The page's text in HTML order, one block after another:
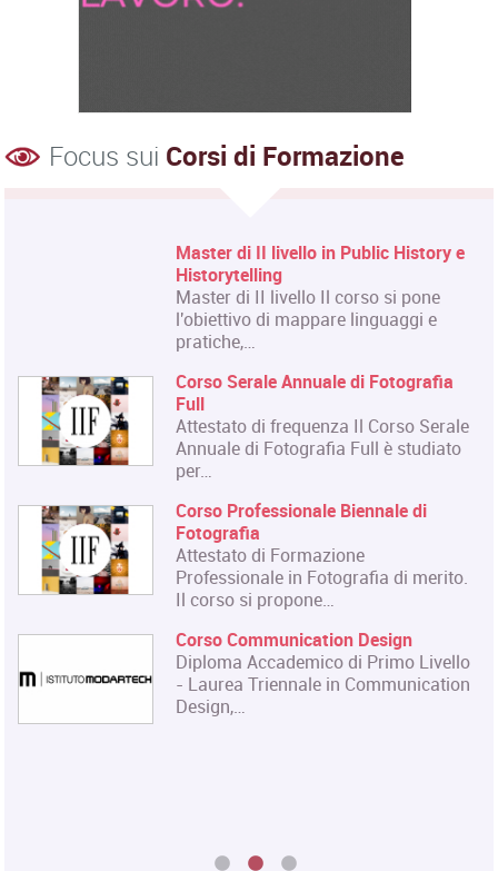
Focus sui Corsi di Formazione
Master di II livello in Public History e
Historytelling
Master di II livello Il corso si pone
l'obiettivo di mappare linguaggi e
pratiche,…
Corso Serale Annuale di Fotografia
Full
Attestato di frequenza Il Corso Serale
Annuale di Fotografia Full è studiato
per…
Corso Professionale Biennale di
Fotografia
Attestato di Formazione
Professionale in Fotografia di merito.
Il corso si propone…
Corso Communication Design
Diploma Accademico di Primo Livello
- Laurea Triennale in Communication
Design,…